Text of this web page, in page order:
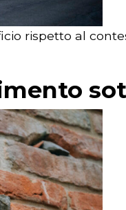
rispetto al